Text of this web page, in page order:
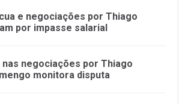
e negociações por Thiago
por impasse salarial
nas negociações por Thiago
monitora disputa